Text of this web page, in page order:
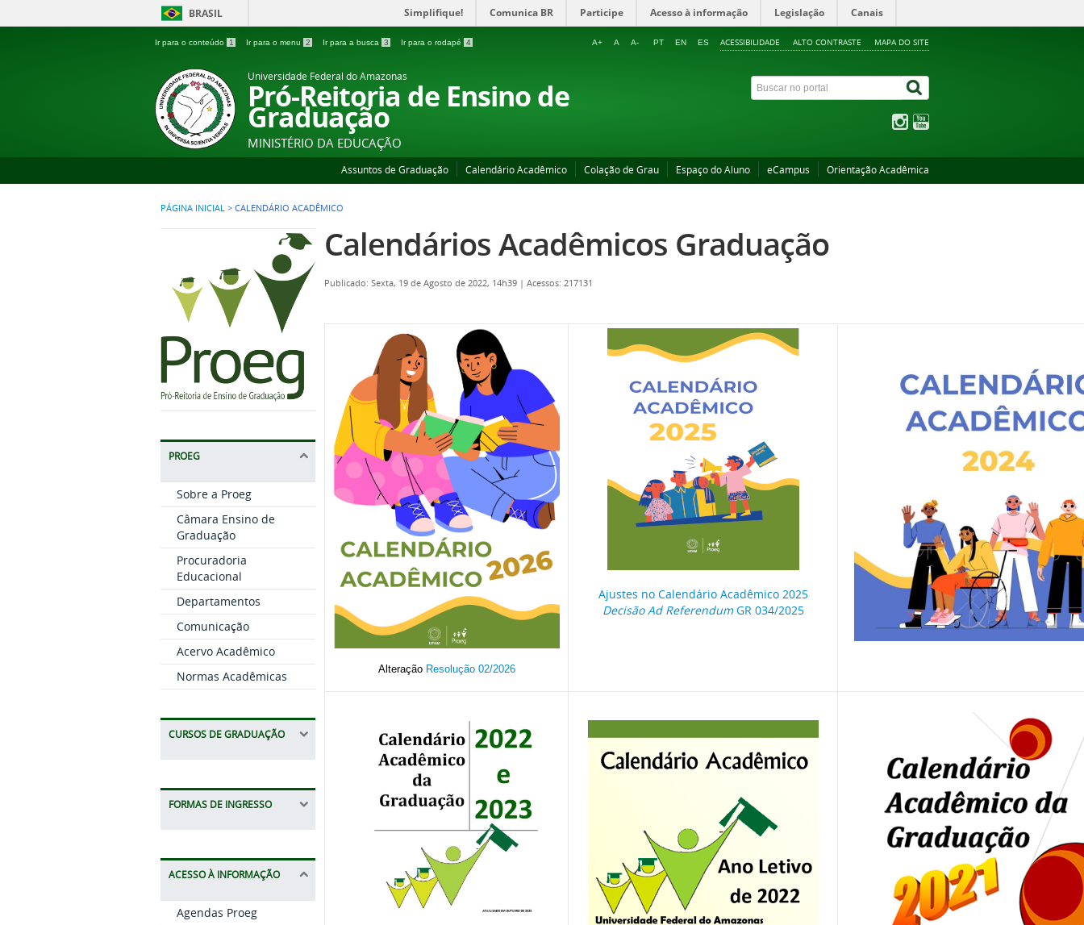
BRASIL Simplifique! Comunica BR Participe Acesso à informação Legislação Canais
Ir para o conteúdo 1 Ir para o menu 2 Ir para a busca 3 Ir para o rodapé 4 ACESSIBILIDADE ALTO CONTRASTE MAPA DO SITE
A+ A A- PT EN ES
Universidade Federal do Amazonas
Pró-Reitoria de Ensino de
Graduação
MINISTÉRIO DA EDUCAÇÃO
Assuntos de Graduação Calendário Acadêmico Colação de Grau Espaço do Aluno eCampus Orientação Acadêmica
PÁGINA INICIAL > CALENDÁRIO ACADÊMICO
PROEG
Sobre a Proeg
Câmara Ensino de
Graduação
Procuradoria
Educacional
Departamentos
Comunicação
Acervo Acadêmico
Normas Acadêmicas
CURSOS DE GRADUAÇÃO
FORMAS DE INGRESSO
ACESSO À INFORMAÇÃO
Agendas Proeg
Calendários Acadêmicos Graduação
Publicado: Sexta, 19 de Agosto de 2022, 14h39 | Acessos: 217131
Alteração Resolução 02/2026
Ajustes no Calendário Acadêmico 2025
Decisão Ad ReferendumGR 034/2025